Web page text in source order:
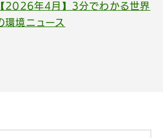
【2026年4月】3分でわかる世界
環境ニュース